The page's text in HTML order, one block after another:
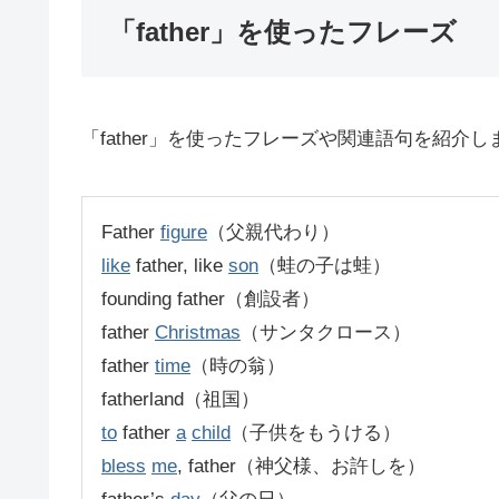
「father」を使ったフレーズ
「father」を使ったフレーズや関連語句を紹介し
Father figure （父親代わり）
like father, like son （蛙の子は蛙）
founding father（創設者）
father Christmas （サンタクロース）
father time （時の翁）
fatherland（祖国）
to father a child （子供をもうける）
bless me, father（神父様、お許しを）